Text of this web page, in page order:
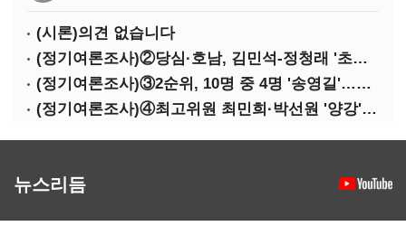
(시론)의견 없습니다
(정기여론조사)②당심·호남, 김민석-정청래 '초접전'
(정기여론조사)③2순위, 10명 중 4명 '송영길'…정청래 '한 자릿수'
(정기여론조사)④최고위원 최민희·박선원 '양강'…서미화·이성윤·임미애 뒤이어
뉴스리듬